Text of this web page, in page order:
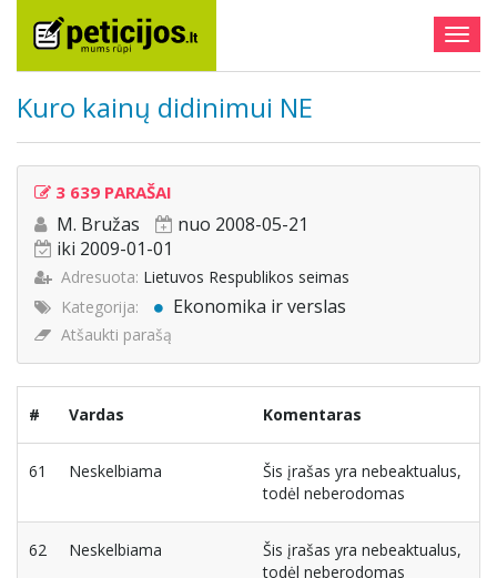
Kuro kainų didinimui NE
3 639 PARAŠAI
M. Bružas
nuo 2008-05-21
iki 2009-01-01
Adresuota: Lietuvos Respublikos seimas
Kategorija:
Ekonomika ir verslas
Atšaukti parašą
# Vardas Komentaras
61 Neskelbiama
Šis įrašas yra nebeaktualus,
todėl neberodomas
62 Neskelbiama
Šis įrašas yra nebeaktualus,
todėl neberodomas